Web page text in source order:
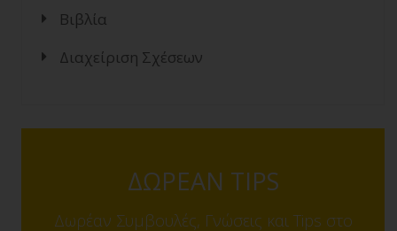
Βιβλία
Διαχείριση Σχέσεων
ΔΩΡΕΑΝ TIPS
Δωρέαν Συμβουλές, Γνώσεις και Tips στο